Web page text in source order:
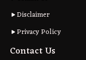
Disclaimer
Privacy Policy
Contact Us